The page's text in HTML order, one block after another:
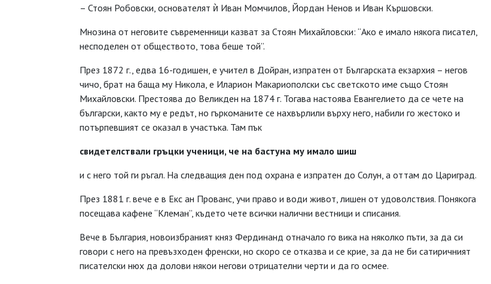
– Стоян Робовски, основателят ѝ Иван Момчилов, Йордан Ненов и Иван Кършовски.
Мнозина от неговите съвременници казват за Стоян Михайловски: “Ако е имало някога писател,
несподелен от обществото, това беше той”.
През 1872 г., едва 16-годишен, е учител в Дойран, изпратен от Българската екзархия – негов
чичо, брат на баща му Никола, е Иларион Макариополски със светското име също Стоян
Михайловски. Престоява до Великден на 1874 г. Тогава настоява Евангелието да се чете на
български, както му е редът, но гъркоманите се нахвърлили върху него, набили го жестоко и
потърпевшият се оказал в участъка. Там пък
свидетелствали гръцки ученици, че на бастуна му имало шиш
и с него той ги ръгал. На следващия ден под охрана е изпратен до Солун, а оттам до Цариград.
През 1881 г. вече е в Екс ан Прованс, учи право и води живот, лишен от удоволствия. Понякога
посещава кафене “Клеман”, където чете всички налични вестници и списания.
Вече в България, новоизбраният княз Фердинанд отначало го вика на няколко пъти, за да си
говори с него на превъзходен френски, но скоро се отказва и се крие, за да не би сатиричният
писателски нюх да долови някои негови отрицателни черти и да го осмее.